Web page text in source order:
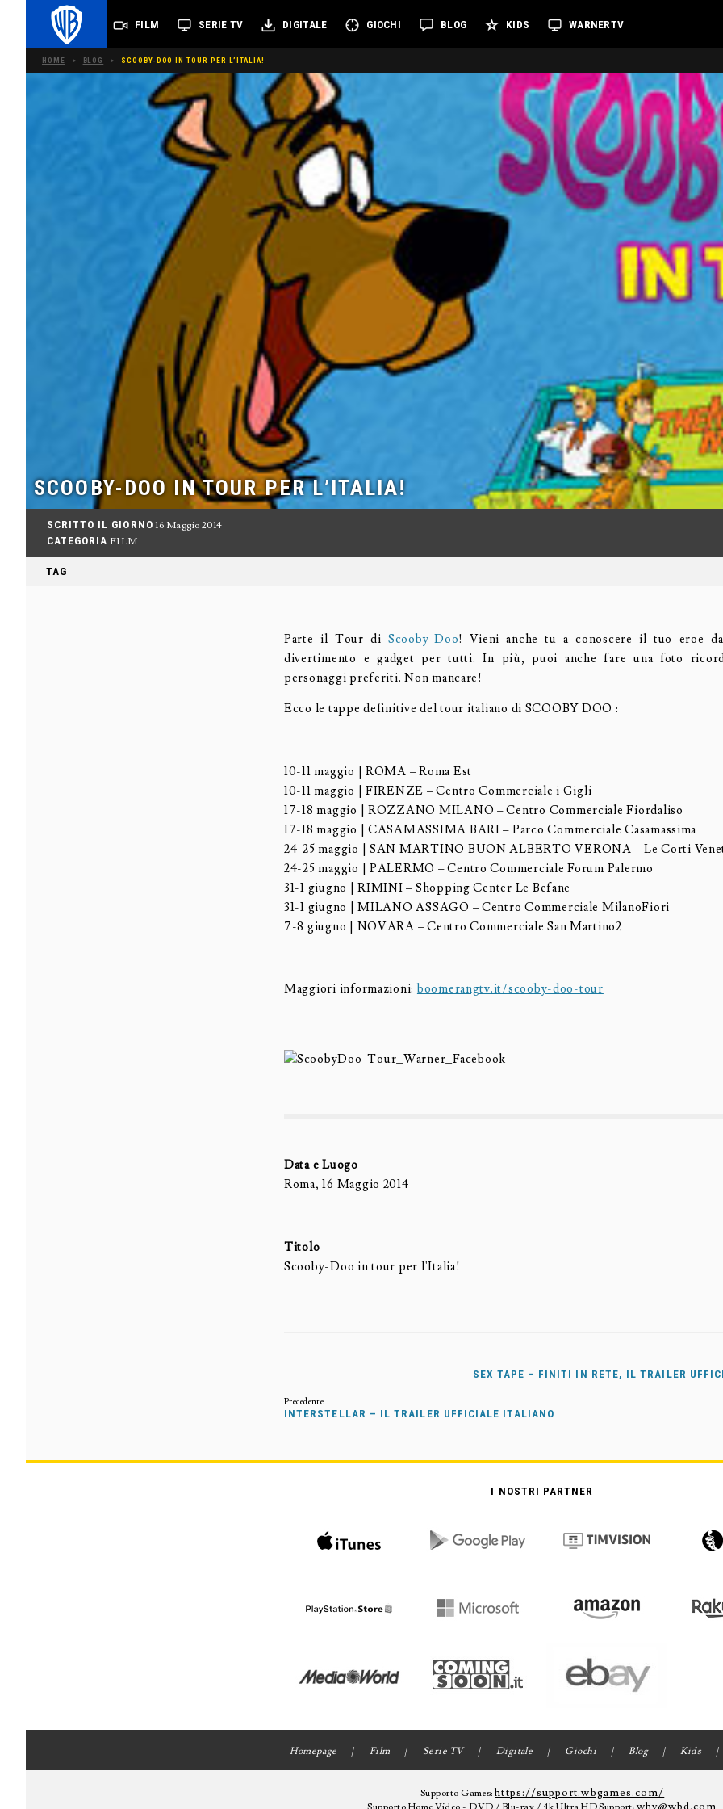
FILM SERIE TV DIGITALE GIOCHI BLOG KIDS WARNERTV
HOME > BLOG > SCOOBY-DOO IN TOUR PER L’ITALIA!
SCOOBY-DOO IN TOUR PER L’ITALIA!
SCRITTO IL GIORNO 16 Maggio 2014
CATEGORIA FILM
TAG
Parte il Tour di Scooby-Doo! Vieni anche tu a conoscere il tuo eroe
divertimento e gadget per tutti. In più, puoi anche fare una foto
personaggi preferiti. Non mancare!
Ecco le tappe definitive del tour italiano di SCOOBY DOO :
10-11 maggio | ROMA – Roma Est
10-11 maggio | FIRENZE – Centro Commerciale i Gigli
17-18 maggio | ROZZANO MILANO – Centro Commerciale Fiordaliso
17-18 maggio | CASAMASSIMA BARI – Parco Commerciale Casamassima
24-25 maggio | SAN MARTINO BUON ALBERTO VERONA – Le Corti
24-25 maggio | PALERMO – Centro Commerciale Forum Palermo
31-1 giugno | RIMINI – Shopping Center Le Befane
31-1 giugno | MILANO ASSAGO – Centro Commerciale MilanoFiori
7-8 giugno | NOVARA – Centro Commerciale San Martino2
Maggiori informazioni: boomerangtv.it/scooby-doo-tour
Data e Luogo
Roma, 16 Maggio 2014
Titolo
Scooby-Doo in tour per l'Italia!
SEX TAPE – FINITI IN RETE, IL TRAILER
INTERSTELLAR – IL TRAILER UFFICIALE ITALIANO
I NOSTRI PARTNER
Homepage Film Serie TV Digitale Giochi Blog Kids
Supporto Games:https://support.wbgames.com/